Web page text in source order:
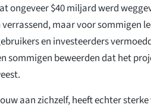
ongeveer $40 miljard werd
verrassend, maar voor sommigen
en investeerders
sommigen beweerden dat het
aan zichzelf, heeft echter